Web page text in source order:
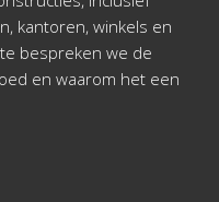
kantoren, winkels en
bespreken we de
en waarom het een